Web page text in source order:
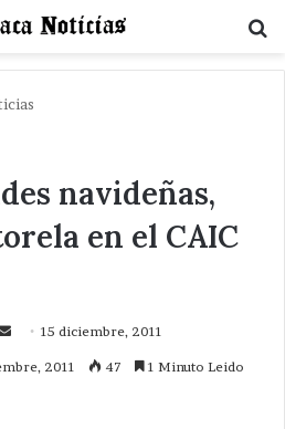
navideñas,
en el CAIC
Send15 diciembre, 2011
2011 47 1 Minuto Leido